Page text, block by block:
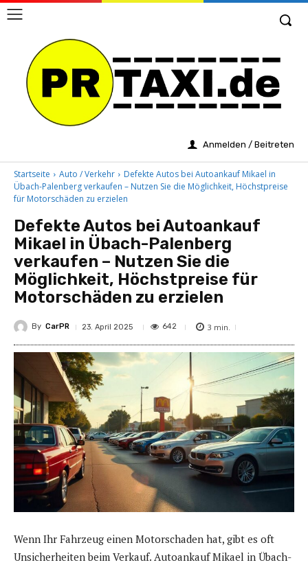
Anmelden / Beitreten
Startseite Auto / Verkehr
Defekte Autos bei Autoankauf Mikael in
Übach-Palenberg verkaufen – Nutzen Sie die Möglichkeit, Höchstpreise
für Motorschäden zu erzielen
Defekte Autos bei Autoankauf
Mikael in Übach-Palenberg
verkaufen – Nutzen Sie die
Möglichkeit, Höchstpreise für
Motorschäden zu erzielen
By CarPR 23. April 2025 642 3 min.
Wenn Ihr Fahrzeug einen Motorschaden hat, gibt es oft
Unsicherheiten beim Verkauf. Autoankauf Mikael in Übach-